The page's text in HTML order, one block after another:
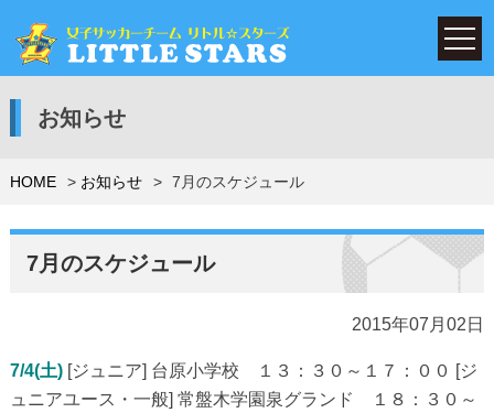
お知らせ
HOME お知らせ 7月のスケジュール
7月のスケジュール
2015年07月02日
7/4(土)[ジュニア] 台原小学校 １３：３０～１７：００ [ジ
ュニアユース・一般] 常盤木学園泉グランド １８：３０～